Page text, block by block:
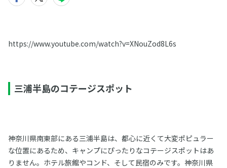
https://www.youtube.com/watch?v=XNouZod8L6s
三浦半島のコテージスポット
神奈川県南東部にある三浦半島は、都心に近くて大変ポピュラー
な位置にあるため、キャンプにぴったりなコテージスポットはあ
りません。ホテル旅館やコンド、そして民宿のみです。神奈川県